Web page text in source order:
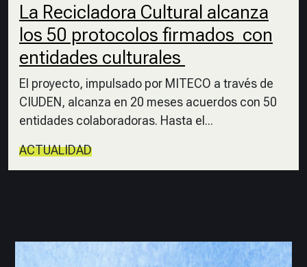
La Recicladora Cultural alcanza
los 50 protocolos firmados con
entidades culturales
El proyecto, impulsado por MITECO a través de
CIUDEN, alcanza en 20 meses acuerdos con 50
entidades colaboradoras. Hasta el...
ACTUALIDAD